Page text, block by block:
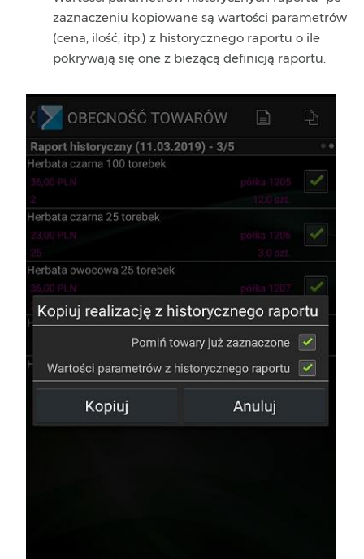
zaznaczeniu kopiowane są wartości parametrów
(cena, ilość, itp.) z historycznego raportu o ile
pokrywają się one z bieżącą definicją raportu.